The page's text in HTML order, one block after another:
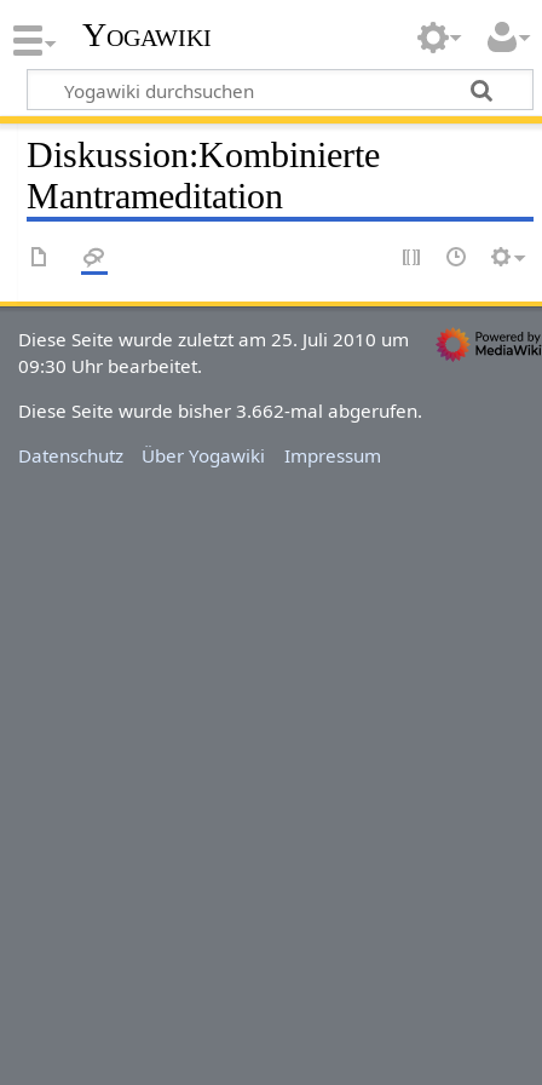
Yogawiki
Diskussion:Kombinierte
Mantrameditation
Diese Seite wurde zuletzt am 25. Juli 2010 um
09:30 Uhr bearbeitet.
Diese Seite wurde bisher 3.662-mal abgerufen.
Datenschutz
Über Yogawiki Impressum